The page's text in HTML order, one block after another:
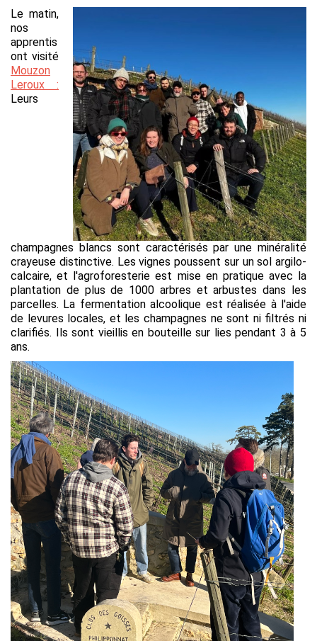
Le matin,
nos
apprentis
ont visité
Mouzon
Leroux :
Leurs
champagnes blancs sont caractérisés par une minéralité
crayeuse distinctive. Les vignes poussent sur un sol argilo-
calcaire, et l'agroforesterie est mise en pratique avec la
plantation de plus de 1000 arbres et arbustes dans les
parcelles. La fermentation alcoolique est réalisée à l'aide
de levures locales, et les champagnes ne sont ni filtrés ni
clarifiés. Ils sont vieillis en bouteille sur lies pendant 3 à 5
ans.